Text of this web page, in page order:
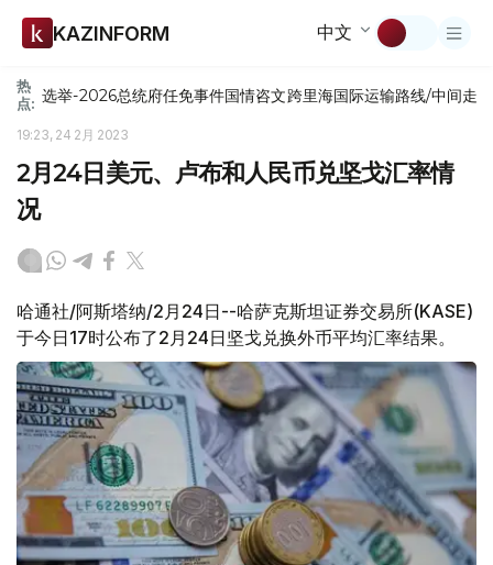
KAZINFORM 中文
热
点: 选举-2026总统府任免事件国情咨文跨里海国际运输路线/中间走廊
19:23, 24 2月 2023
2月24日美元、卢布和人民币兑坚戈汇率情
况
哈通社/阿斯塔纳/2月24日--哈萨克斯坦证券交易所(KASE)
于今日17时公布了2月24日坚戈兑换外币平均汇率结果。